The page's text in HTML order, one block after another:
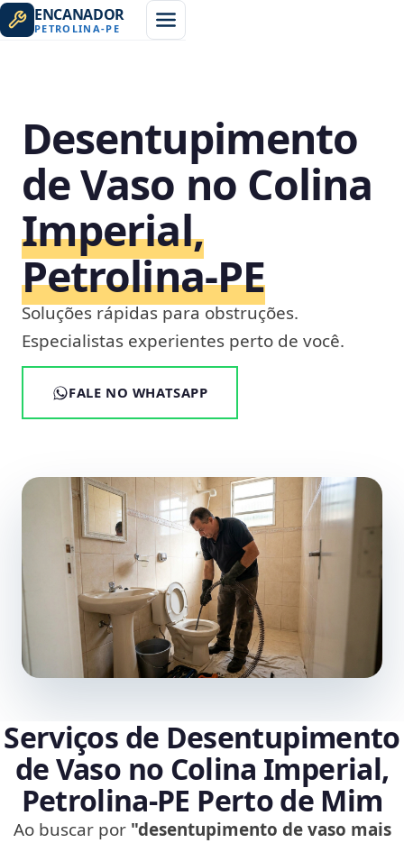
ENCANADOR
PETROLINA-PE
Desentupimento
de Vaso no Colina
Imperial,
Petrolina‑PE
Soluções rápidas para obstruções.
Especialistas experientes perto de você.
FALE NO WHATSAPP
Serviços de Desentupimento
de Vaso no Colina Imperial,
Petrolina‑PE Perto de Mim
Ao buscar por "desentupimento de vaso mais